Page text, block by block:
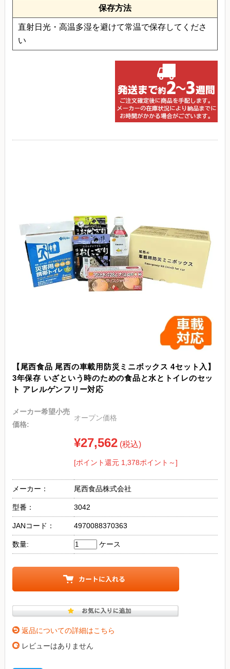
保存方法
直射日光・高温多湿を避けて常温で保存してくださ
い
【尾西食品 尾西の車載用防災ミニボックス 4セット入】
3年保存 いざという時のための食品と水とトイレのセッ
ト アレルゲンフリー対応
メーカー希望小売
価格:
オープン価格
¥27,562 (税込)
[ポイント還元 1,378ポイント～]
メーカー： 尾西食品株式会社
型番： 3042
JANコード： 4970088370363
数量: ケース
返品についての詳細はこちら
レビューはありません